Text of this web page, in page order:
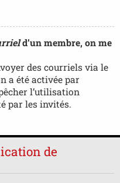
d’un membre, on me
des courriels via le
a été activée par
l’utilisation
par les invités.
de